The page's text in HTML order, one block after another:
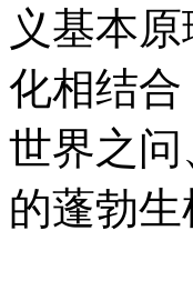
义基本
化相结
世界之
的蓬勃生